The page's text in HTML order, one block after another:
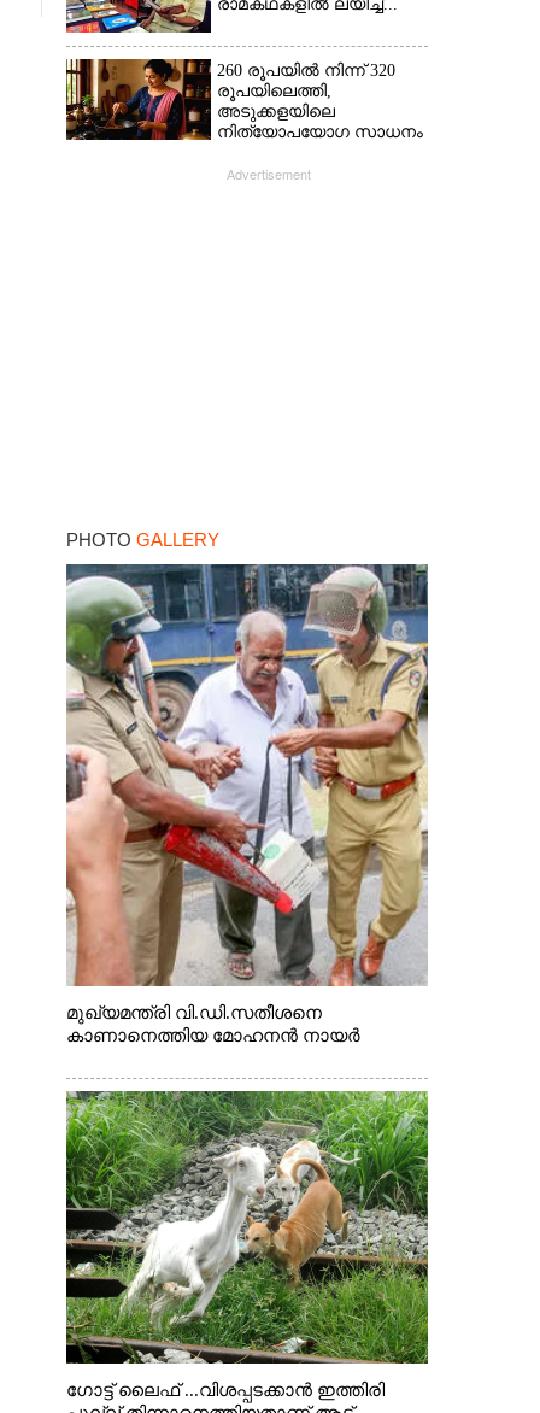
രാമകഥകളിൽ ലയിച്ച്...
260 രൂപയിൽ നിന്ന് 320
രൂപയിലെത്തി,
അടുക്കളയിലെ
നിത്യോപയോഗ സാധനം
Advertisement
PHOTO GALLERY
മുഖ്യമന്ത്രി വി.ഡി.സതീശനെ
കാണാനെത്തിയ മോഹനൻ നായർ
ഗോട്ട് ലൈഫ് ...വിശപ്പടക്കാൻ ഇത്തിരി